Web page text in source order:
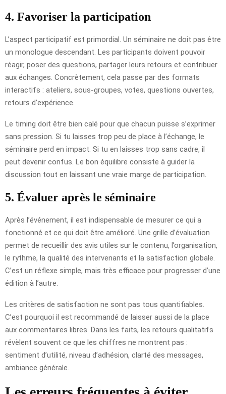
4. Favoriser la participation
L’aspect participatif est primordial. Un séminaire ne doit pas être
un monologue descendant. Les participants doivent pouvoir
réagir, poser des questions, partager leurs retours et contribuer
aux échanges. Concrètement, cela passe par des formats
interactifs : ateliers, sous-groupes, votes, questions ouvertes,
retours d’expérience.
Le timing doit être bien calé pour que chacun puisse s’exprimer
sans pression. Si tu laisses trop peu de place à l’échange, le
séminaire perd en impact. Si tu en laisses trop sans cadre, il
peut devenir confus. Le bon équilibre consiste à guider la
discussion tout en laissant une vraie marge de participation.
5. Évaluer après le séminaire
Après l’événement, il est indispensable de mesurer ce qui a
fonctionné et ce qui doit être amélioré. Une grille d’évaluation
permet de recueillir des avis utiles sur le contenu, l’organisation,
le rythme, la qualité des intervenants et la satisfaction globale.
C’est un réflexe simple, mais très efficace pour progresser d’une
édition à l’autre.
Les critères de satisfaction ne sont pas tous quantifiables.
C’est pourquoi il est recommandé de laisser aussi de la place
aux commentaires libres. Dans les faits, les retours qualitatifs
révèlent souvent ce que les chiffres ne montrent pas :
sentiment d’utilité, niveau d’adhésion, clarté des messages,
ambiance générale.